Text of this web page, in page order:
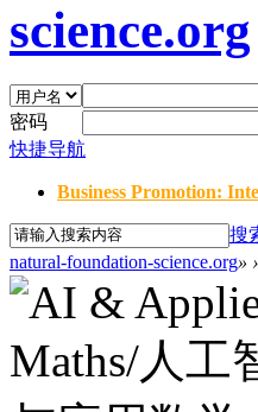
密码
快捷导航
Business Promotion:
搜
natural-foundation-science.org» ›